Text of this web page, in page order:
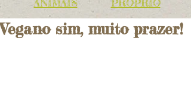
ANIMAIS
PRÓPRIO
Vegano sim, muito prazer!